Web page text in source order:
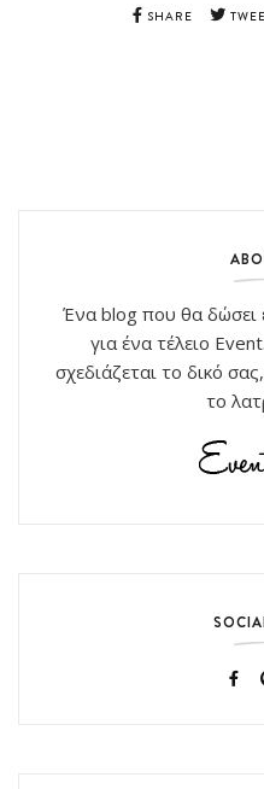
SHARE
Ένα blog που θα δώσει
για ένα τέλειο
σχεδιάζεται το δικό
το